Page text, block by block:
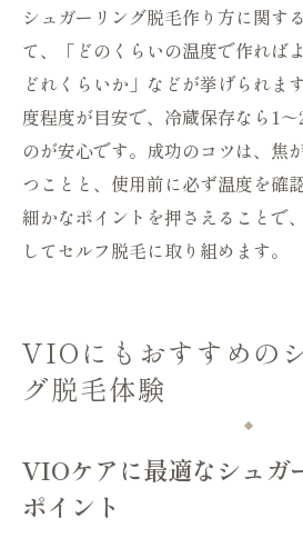
シュガーリング脱毛作り方に関す
て、「どのくらいの温度で作れば
どれくらいか」などが挙げられま
度程度が目安で、冷蔵保存なら1
のが安心です。成功のコツは、焦
つことと、使用前に必ず温度を確
細かなポイントを押さえることで
してセルフ脱毛に取り組めます。
VIOにもおすすめの
グ脱毛体験
VIOケアに最適なシュガ
ポイント